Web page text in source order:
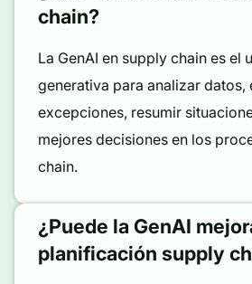
chain?
La GenAI en supply chain es el
generativa para analizar datos,
excepciones, resumir
mejores decisiones en los
chain.
¿Puede la GenAI
planificación supply